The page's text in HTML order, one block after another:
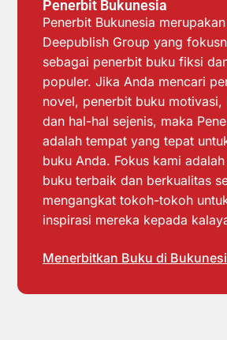
Penerbit Bukunesia
Penerbit Bukunesia
Deepublish Group yang
sebagai penerbit buku fiksi
populer. Jika Anda mencari
novel, penerbit buku
dan hal-hal sejenis, maka
adalah tempat yang tepat
buku Anda. Fokus kami
buku terbaik dan berkualitas
mengangkat tokoh-tokoh
inspirasi mereka kepada
Menerbitkan Buku di